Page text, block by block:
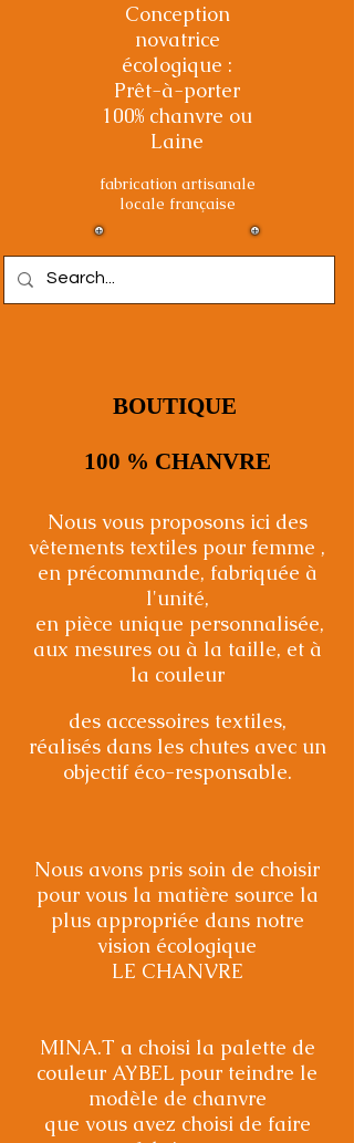
Conception
novatrice
écologique :
Prêt-à-porter
100% chanvre ou
Laine
fabrication artisanale
locale française
BOUTIQUE
100 % CHANVRE
Nous vous proposons ici des
vêtements textiles pour femme ,
en précommande, fabriquée à
l'unité,
en pièce unique personnalisée,
aux mesures ou à la taille, et à
la couleur
des accessoires textiles,
réalisés dans les chutes avec un
objectif éco-responsable.
Nous avons pris soin de choisir
pour vous la matière source la
plus appropriée dans notre
vision écologique
LE CHANVRE
MINA.T a choisi la palette de
couleur AYBEL pour teindre le
modèle de chanvre
que vous avez choisi de faire